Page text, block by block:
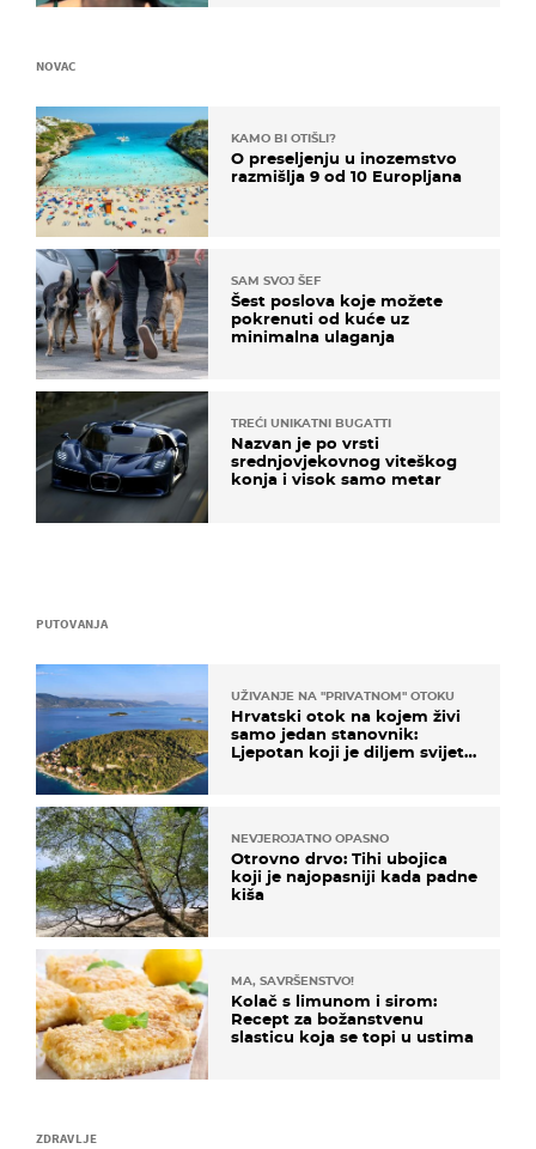
ZDRAVLJE
PUTOVANJA
UŽIVANJE NA "PRIVATNOM" OTOKU
Hrvatski otok na kojem živi
samo jedan stanovnik:
Ljepotan koji je diljem svijeta
NEVJEROJATNO OPASNO
Otrovno drvo: Tihi ubojica
koji je najopasniji kada padne
kiša
MA, SAVRŠENSTVO!
Kolač s limunom i sirom:
Recept za božanstvenu
slasticu koja se topi u ustima
NOVAC
KAMO BI OTIŠLI?
O preseljenju u inozemstvo
razmišlja 9 od 10 Europljana
SAM SVOJ ŠEF
Šest poslova koje možete
pokrenuti od kuće uz
minimalna ulaganja
TREĆI UNIKATNI BUGATTI
Nazvan je po vrsti
srednjovjekovnog viteškog
konja i visok samo metar